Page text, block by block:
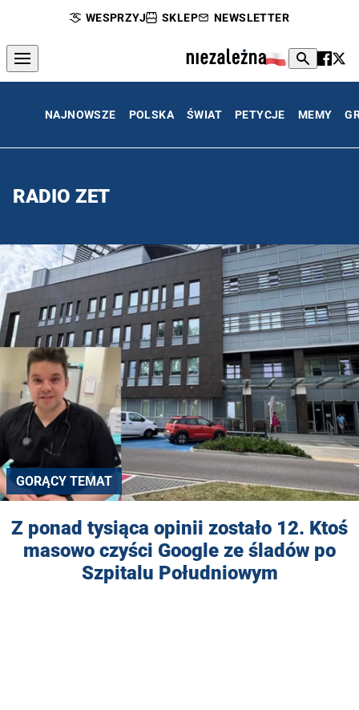
WESPRZYJ SKLEP NEWSLETTER
NAJNOWSZE POLSKA ŚWIAT PETYCJE MEMY
RADIO ZET
GORĄCY TEMAT
Z ponad tysiąca opinii zostało 12. Ktoś
masowo czyści Google ze śladów po
Szpitalu Południowym